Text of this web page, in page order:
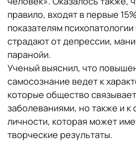
правило, входят в первые
показателям
страдают от депрессии,
паранойи.
Ученый выяснил, что
самосознание ведет к
которые общество
заболеваниями, но также и к
личности, которая может
творческие результаты.